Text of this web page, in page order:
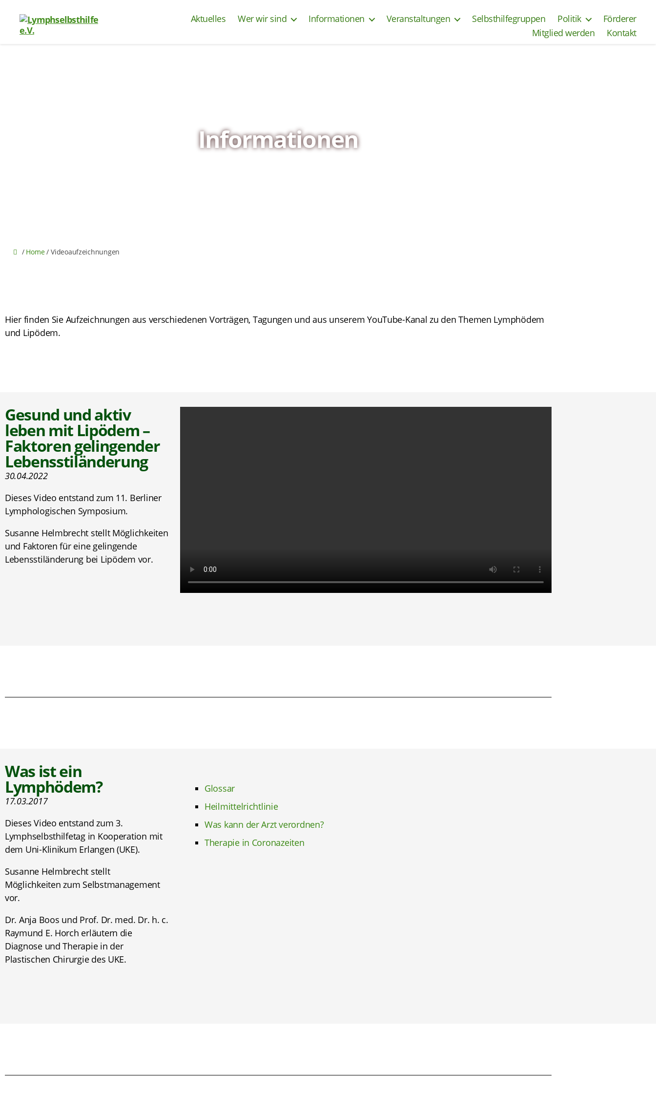
Aktuelles Wer wir sind Informationen Veranstaltungen Selbsthilfegruppen Politik
Förderer
Mitglied werden
Kontakt
Informationen
/ Home / Videoaufzeichnungen
Hier finden Sie Aufzeichnungen aus verschiedenen Vorträgen, Tagungen und aus unserem YouTube-Kanal zu den Themen Lymphödem
und Lipödem.
Gesund und aktiv
leben mit Lipödem –
Faktoren gelingender
Lebensstiländerung
30.04.2022
Dieses Video entstand zum 11. Berliner
Lymphologischen Symposium.
Susanne Helmbrecht stellt Möglichkeiten
und Faktoren für eine gelingende
Lebensstiländerung bei Lipödem vor.
Was ist ein
Lymphödem?
17.03.2017
Dieses Video entstand zum 3.
Lymphselbsthilfetag in Kooperation mit
dem Uni-Klinikum Erlangen (UKE).
Susanne Helmbrecht stellt
Möglichkeiten zum Selbstmanagement
vor.
Dr. Anja Boos und Prof. Dr. med. Dr. h. c.
Raymund E. Horch erläutern die
Diagnose und Therapie in der
Plastischen Chirurgie des UKE.
Glossar
Heilmittelrichtlinie
Was kann der Arzt verordnen?
Therapie in Coronazeiten